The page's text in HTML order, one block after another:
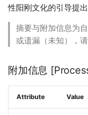
性阳刚文化的引导提出
摘要与附加信息为
或遗漏（未知），
附加信息
Attribute Value